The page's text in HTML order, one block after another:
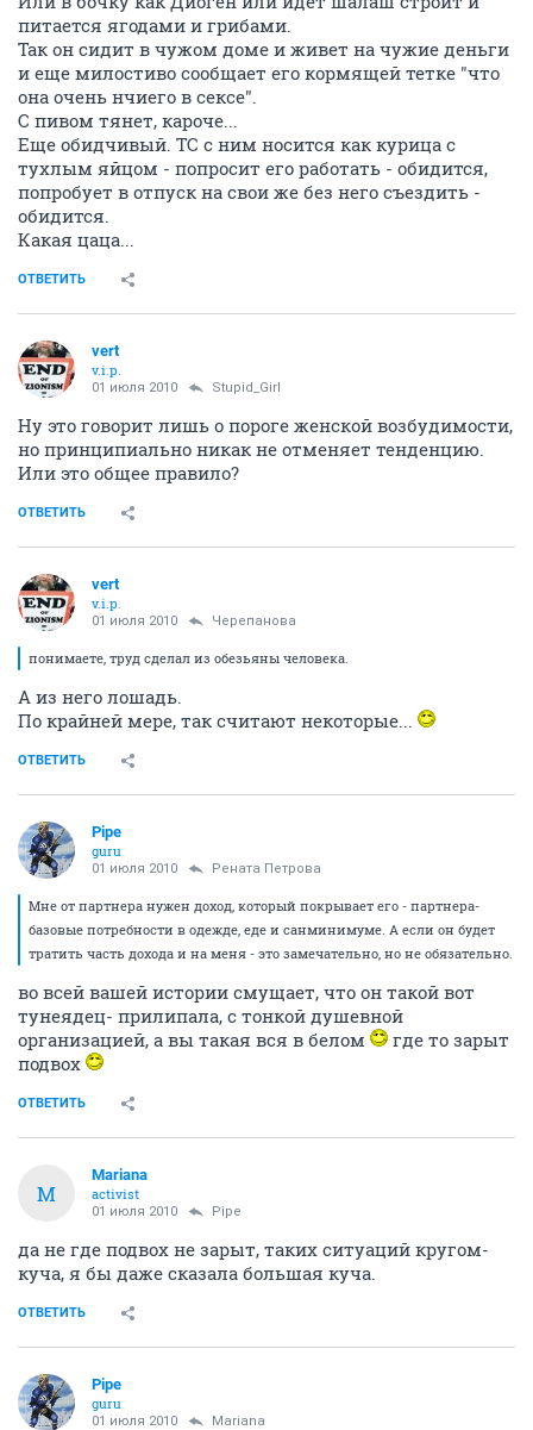
питается ягодами и грибами.
Так он сидит в чужом доме и живет на чужие деньги
и еще милостиво сообщает его кормящей тетке "что
она очень нчиего в сексе".
С пивом тянет, кароче...
Еще обидчивый. ТС с ним носится как курица с
тухлым яйцом - попросит его работать - обидится,
попробует в отпуск на свои же без него съездить -
обидится.
Какая цаца...
ОТВЕТИТЬ
vert
v.i.p.
01 июля 2010 Stupid_Girl
Ну это говорит лишь о пороге женской возбудимости,
но принципиально никак не отменяет тенденцию.
Или это общее правило?
ОТВЕТИТЬ
vert
v.i.p.
01 июля 2010 Черепанова
понимаете, труд сделал из обезьяны человека.
А из него лошадь.
По крайней мере, так считают некоторые...
ОТВЕТИТЬ
Pipe
guru
01 июля 2010 Рената Петрова
Мне от партнера нужен доход, который покрывает его - партнера-
базовые потребности в одежде, еде и санминимуме. А если он будет
тратить часть дохода и на меня - это замечательно, но не обязательно.
во всей вашей истории смущает, что он такой вот
тунеядец- прилипала, с тонкой душевной
организацией, а вы такая вся в белом
где то зарыт
подвох
ОТВЕТИТЬ
M
Mariana
activist
01 июля 2010 Pipe
да не где подвох не зарыт, таких ситуаций кругом-
куча, я бы даже сказала большая куча.
ОТВЕТИТЬ
Pipe
guru
01 июля 2010 Mariana